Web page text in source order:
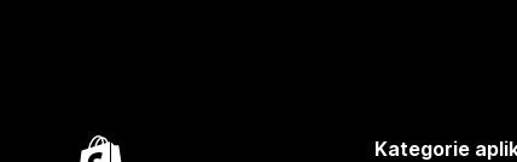
Kategorie